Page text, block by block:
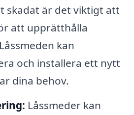
skadat är det viktigt att
att upprätthålla
kan
och installera ett nytt
dina behov.
Låssmeder kan